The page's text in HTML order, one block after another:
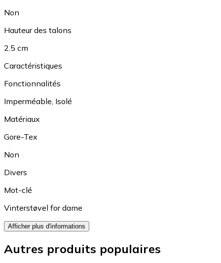
Non
Hauteur des talons
2.5 cm
Caractéristiques
Fonctionnalités
Imperméable Isolé
Matériaux
Gore-Tex
Non
Divers
Mot-clé
Vinterstøvel for dame
Afficher plus d'informations
Autres produits populaires